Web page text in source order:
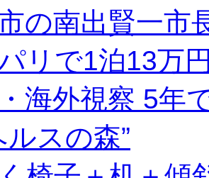
の南出賢一市
リで1泊13万
海外視察 5年
ルスの森”